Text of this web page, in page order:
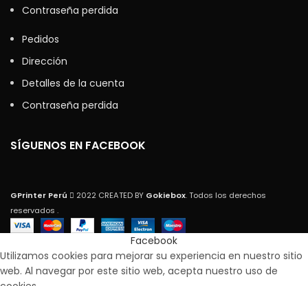
Contraseña perdida
Pedidos
Dirección
Detalles de la cuenta
Contraseña perdida
SÍGUENOS EN FACEBOOK
GPrinter Perú 2022 CREATED BY Gokiebox. Todos los derechos
reservados .
Facebook
Utilizamos cookies para mejorar su experiencia en nuestro sitio
web. Al navegar por este sitio web, acepta nuestro uso de